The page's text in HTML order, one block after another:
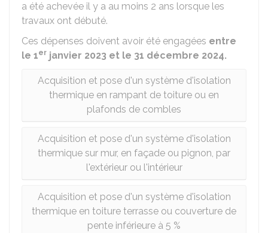
a été achevée il y a au moins 2 ans lorsque les
travaux ont débuté.
Ces dépenses doivent avoir été engagées entre
le 1er janvier 2023 et le 31 décembre 2024.
Acquisition et pose d'un système d'isolation
thermique en rampant de toiture ou en
plafonds de combles
Acquisition et pose d'un système d'isolation
thermique sur mur, en façade ou pignon, par
l'extérieur ou l'intérieur
Acquisition et pose d'un système d'isolation
thermique en toiture terrasse ou couverture de
pente inférieure à 5 %